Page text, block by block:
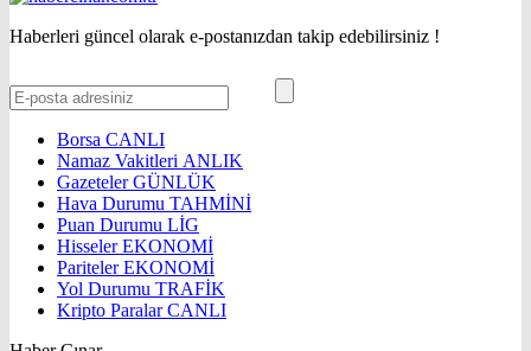
Haberleri güncel olarak e-postanızdan takip edebilirsiniz !
Borsa CANLI
Namaz Vakitleri ANLIK
GazetelerGÜNLÜK
Hava Durumu TAHMİNİ
Puan Durumu LİG
HisselerEKONOMİ
ParitelerEKONOMİ
Yol Durumu TRAFİK
Kripto ParalarCANLI